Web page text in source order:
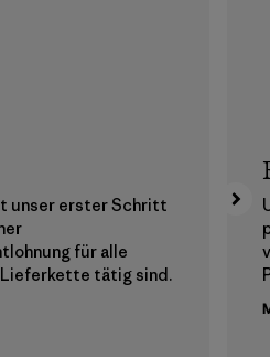
unser erster Schritt
für alle
Lieferkette tätig sind.